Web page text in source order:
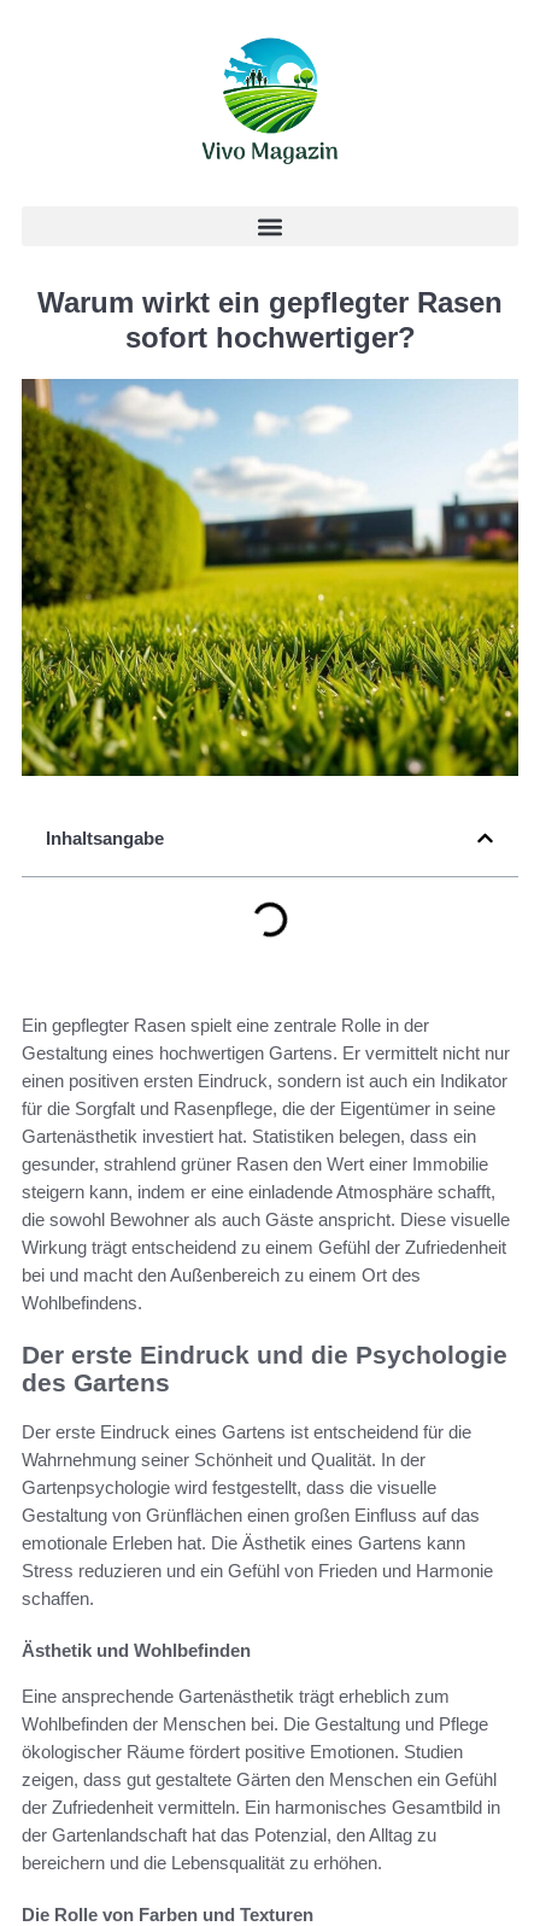
Warum wirkt ein gepflegter Rasen
sofort hochwertiger?
Inhaltsangabe
Ein gepflegter Rasen spielt eine zentrale Rolle in der
Gestaltung eines hochwertigen Gartens. Er vermittelt nicht nur
einen positiven ersten Eindruck, sondern ist auch ein Indikator
für die Sorgfalt und Rasenpflege, die der Eigentümer in seine
Gartenästhetik investiert hat. Statistiken belegen, dass ein
gesunder, strahlend grüner Rasen den Wert einer Immobilie
steigern kann, indem er eine einladende Atmosphäre schafft,
die sowohl Bewohner als auch Gäste anspricht. Diese visuelle
Wirkung trägt entscheidend zu einem Gefühl der Zufriedenheit
bei und macht den Außenbereich zu einem Ort des
Wohlbefindens.
Der erste Eindruck und die Psychologie
des Gartens
Der erste Eindruck eines Gartens ist entscheidend für die
Wahrnehmung seiner Schönheit und Qualität. In der
Gartenpsychologie wird festgestellt, dass die visuelle
Gestaltung von Grünflächen einen großen Einfluss auf das
emotionale Erleben hat. Die Ästhetik eines Gartens kann
Stress reduzieren und ein Gefühl von Frieden und Harmonie
schaffen.
Ästhetik und Wohlbefinden
Eine ansprechende Gartenästhetik trägt erheblich zum
Wohlbefinden der Menschen bei. Die Gestaltung und Pflege
ökologischer Räume fördert positive Emotionen. Studien
zeigen, dass gut gestaltete Gärten den Menschen ein Gefühl
der Zufriedenheit vermitteln. Ein harmonisches Gesamtbild in
der Gartenlandschaft hat das Potenzial, den Alltag zu
bereichern und die Lebensqualität zu erhöhen.
Die Rolle von Farben und Texturen